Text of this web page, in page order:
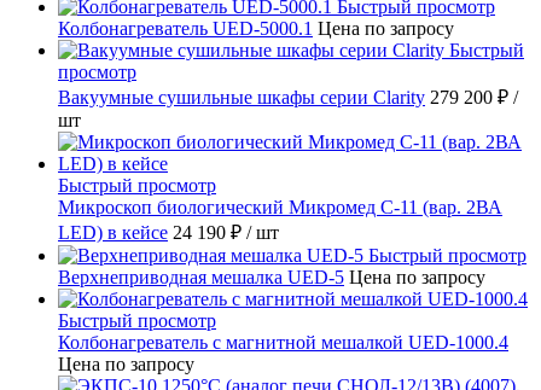
Быстрый просмотр
Колбонагреватель UED-5000.1 Цена по запросу
Быстрый
просмотр
Вакуумные сушильные шкафы серии Clarity 279 200 ₽ /
шт
Быстрый просмотр
Микроскоп биологический Микромед С-11 (вар. 2ВА
LED) в кейсе 24 190 ₽ / шт
Быстрый просмотр
Верхнеприводная мешалка UED-5 Цена по запросу
Быстрый просмотр
Колбонагреватель с магнитной мешалкой UED-1000.4
Цена по запросу